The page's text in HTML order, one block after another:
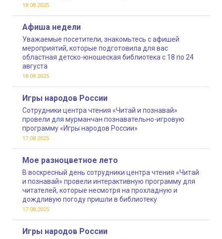
18.08.2025
Афиша недели
Уважаемые посетители, знакомьтесь с афишей
мероприятий, которые подготовила для вас
областная детско-юношеская библиотека с 18 по 24
августа
18.08.2025
Игры народов России
Сотрудники центра чтения «Читай и познавай»
провели для мурманчан познавательно-игровую
программу «Игры народов России»
17.08.2025
Мое разноцветное лето
В воскресный день сотрудники центра чтения «Читай
и познавай» провели интерактивную программу для
читателей, которые несмотря на прохладную и
дождливую погоду пришли в библиотеку
17.08.2025
Игры народов России